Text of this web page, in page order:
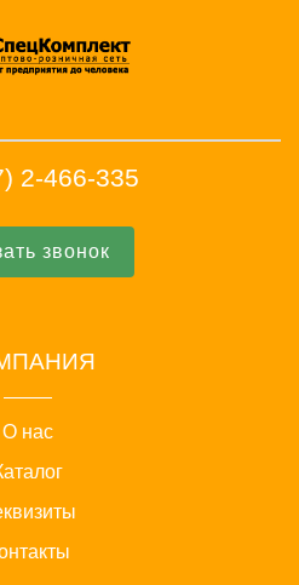
2-466-335
звонок
О нас